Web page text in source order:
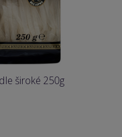
široké 250g